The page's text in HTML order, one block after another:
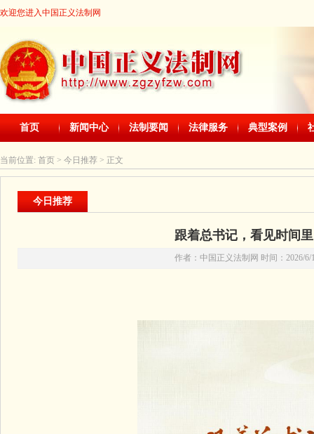
欢迎您进入中国正义法制网
首页 新闻中心 法制要闻 法律服务 典型案例
当前位置: 首页 > 今日推荐 > 正文
今日推荐
跟着总书记，看见时间
作者：中国正义法制网 时间：2026/6/